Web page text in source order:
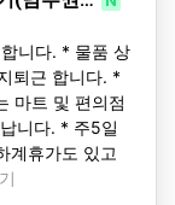
니다. * 물품 상
퇴근 합니다. *
마트 및 편의점
니다. * 주5일
계휴가도 있고